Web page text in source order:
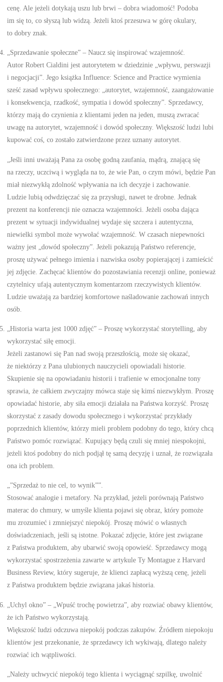
cenę. Ale jeżeli dotykają uszu lub brwi – dobra wiadomość! Podoba
im się to, co słyszą lub widzą. Jeżeli ktoś przesuwa w górę okulary,
to dobry znak.
„Sprzedawanie społeczne” – Naucz się inspirować wzajemność.
Autor Robert Cialdini jest autorytetem w dziedzinie „wpływu, perswazji
i negocjacji”. Jego książka Influence: Science and Practice wymienia
sześć zasad wpływu społecznego: „autorytet, wzajemność, zaangażowanie
i konsekwencja, rzadkość, sympatia i dowód społeczny”. Sprzedawcy,
którzy mają do czynienia z klientami jeden na jeden, muszą zwracać
uwagę na autorytet, wzajemność i dowód społeczny. Większość ludzi lubi
kupować coś, co zostało zatwierdzone przez uznany autorytet.
„Jeśli inni uważają Pana za osobę godną zaufania, mądrą, znającą się
na rzeczy, uczciwą i wygląda na to, że wie Pan, o czym mówi, będzie Pan
miał niezwykłą zdolność wpływania na ich decyzje i zachowanie.
Ludzie lubią odwdzięczać się za przysługi, nawet te drobne. Jednak
prezent na konferencji nie oznacza wzajemności. Jeżeli osoba dająca
prezent w sytuacji indywidualnej wydaje się szczera i autentyczna,
niewielki symbol może wywołać wzajemność. W czasach niepewności
ważny jest „dowód społeczny”. Jeżeli pokazują Państwo referencje,
proszę używać pełnego imienia i nazwiska osoby popierającej i zamieścić
jej zdjęcie. Zachęcać klientów do pozostawiania recenzji online, ponieważ
czytelnicy ufają autentycznym komentarzom rzeczywistych klientów.
Ludzie uważają za bardziej komfortowe naśladowanie zachowań innych
osób.
„Historia warta jest 1000 zdjęć” – Proszę wykorzystać storytelling, aby
wykorzystać siłę emocji.
Jeżeli zastanowi się Pan nad swoją przeszłością, może się okazać,
że niektórzy z Pana ulubionych nauczycieli opowiadali historie.
Skupienie się na opowiadaniu historii i trafienie w emocjonalne tony
sprawia, że całkiem zwyczajny mówca staje się kimś niezwykłym. Proszę
opowiadać historie, aby siła emocji działała na Państwa korzyść. Proszę
skorzystać z zasady dowodu społecznego i wykorzystać przykłady
poprzednich klientów, którzy mieli problem podobny do tego, który chcą
Państwo pomóc rozwiązać. Kupujący będą czuli się mniej niespokojni,
jeżeli ktoś podobny do nich podjął tę samą decyzję i uznał, że rozwiązała
ona ich problem.
„”Sprzedaż to nie cel, to wynik””.
Stosować analogie i metafory. Na przykład, jeżeli porównają Państwo
materac do chmury, w umyśle klienta pojawi się obraz, który pomoże
mu zrozumieć i zmniejszyć niepokój. Proszę mówić o własnych
doświadczeniach, jeśli są istotne. Pokazać zdjęcie, które jest związane
z Państwa produktem, aby ubarwić swoją opowieść. Sprzedawcy mogą
wykorzystać spostrzeżenia zawarte w artykule Ty Montague z Harvard
Business Review, który sugeruje, że klienci zapłacą wyższą cenę, jeżeli
z Państwa produktem będzie związana jakaś historia.
„Uchyl okno” – „Wpuść trochę powietrza”, aby rozwiać obawy klientów,
że ich Państwo wykorzystają.
Większość ludzi odczuwa niepokój podczas zakupów. Źródłem niepokoju
klientów jest przekonanie, że sprzedawcy ich wykiwają, dlatego należy
rozwiać ich wątpliwości.
„Należy uchwycić niepokój tego klienta i wyciągnąć szpilkę, uwolnić